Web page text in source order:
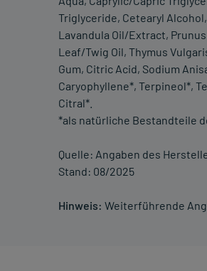
Triglyceride, Cetearyl
Lavandula Oil/Extract,
Leaf/Twig Oil, Thymus
Gum, Citric Acid, Sodium
Caryophyllene*, Terpineol*,
Citral*.
*als natürliche Bestandteile
Quelle: Angaben des
Stand: 08/2025
Hinweis: Weiterführende